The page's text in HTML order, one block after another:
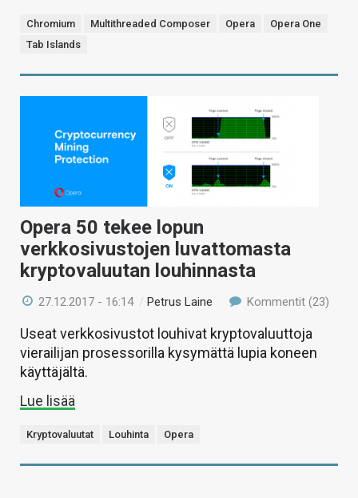
Chromium Multithreaded Composer Opera
Opera One
Tab Islands
Opera 50 tekee lopun
verkkosivustojen luvattomasta
kryptovaluutan louhinnasta
27.12.2017 - 16:14 /Petrus Laine Kommentit (23)
Useat verkkosivustot louhivat kryptovaluuttoja
vierailijan prosessorilla kysymättä lupia koneen
käyttäjältä.
Lue lisää
Kryptovaluutat Louhinta Opera